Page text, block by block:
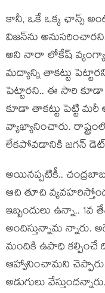
కానీ, ఒకే ఒక్క ఛాన్స్
విజ‌న్‌ను
అని నారా లోకేష్
మ‌ద్యాన్ని తాక‌ట్టు
పెట్టారని.. ఈ సారి కూడా
కూడా తాక‌ట్టు పెట్టి మ‌రీ
వ్యాఖ్యానించారు.
లేక‌పోవ‌డానికి జ‌గ‌న్
అయిన‌ప్ప‌టికీ..
ఆచి తూచి
ఇబ్బందులు ఉన్నా.. 1వ
అందిస్తున్నామ న్నారు.
మందికి ఉపాధి క‌ల్పించే
ఆహ్వానించామ‌ని చెప్పారు.
అడుగులు వేస్తుంద‌న్నారు.